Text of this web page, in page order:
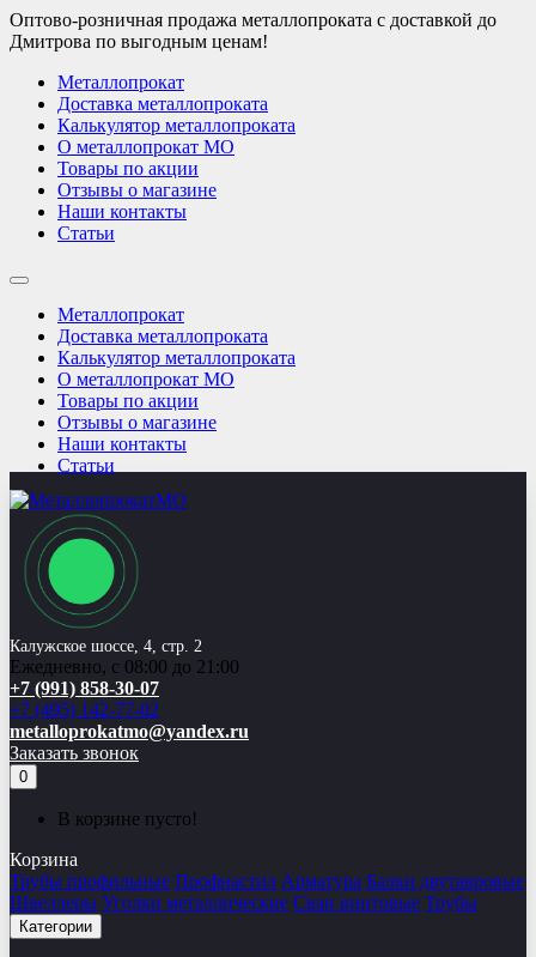
Оптово-розничная продажа металлопроката с доставкой до
Дмитрова по выгодным ценам!
Металлопрокат
Доставка металлопроката
Калькулятор металлопроката
О металлопрокат МО
Товары по акции
Отзывы о магазине
Наши контакты
Статьи
Металлопрокат
Доставка металлопроката
Калькулятор металлопроката
О металлопрокат МО
Товары по акции
Отзывы о магазине
Наши контакты
Статьи
Калужское шоссе, 4, стр. 2
Ежедневно, с 08:00 до 21:00
+7 (991) 858-30-07
+7 (495) 142-77-02
metalloprokatmo@yandex.ru
Заказать звонок
0
В корзине пусто!
Корзина
Трубы профильные Профнастил Арматура Балки двутавровые
Швеллеры Уголки металлические Сваи винтовые Трубы
Категории